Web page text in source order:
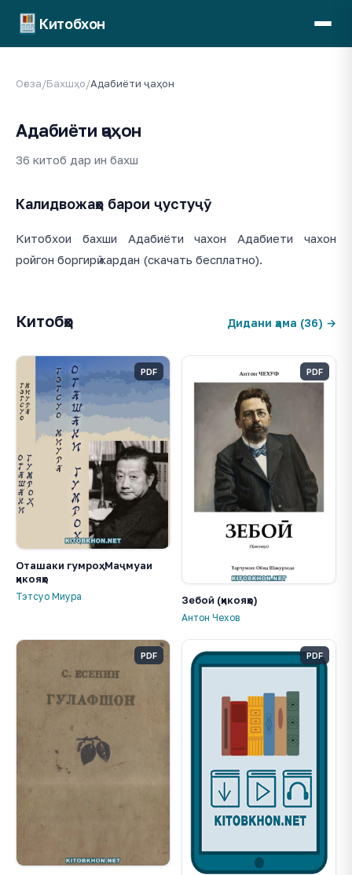
Китобхон
Оғоза/Бахшҳо/Адабиёти ҷаҳон
Адабиёти ҷаҳон
36 китоб дар ин бахш
Калидвожаҳо барои ҷустуҷӯ
Китобхои бахши Адабиёти чахон Адабиети чахон
ройгон боргирӣ кардан (скачать бесплатно).
Китобҳо Дидани ҳама (36) →
PDF
Оташаки гумроҳ. Маҷмуаи
ҳикояҳо
Тэтсуо Миура
PDF
Зебоӣ (ҳикояҳо)
Антон Чехов
PDF PDF